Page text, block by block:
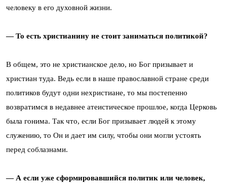
человеку в его духовной жизни.
— То есть христианину не стоит заниматься политикой?
В общем, это не христианское дело, но Бог призывает и
христиан туда. Ведь если в наше православной стране среди
политиков будут одни нехристиане, то мы постепенно
возвратимся в недавнее атеистическое прошлое, когда Церковь
была гонима. Так что, если Бог призывает людей к этому
служению, то Он и дает им силу, чтобы они могли устоять
перед соблазнами.
— А если уже сформировавшийся политик или человек,